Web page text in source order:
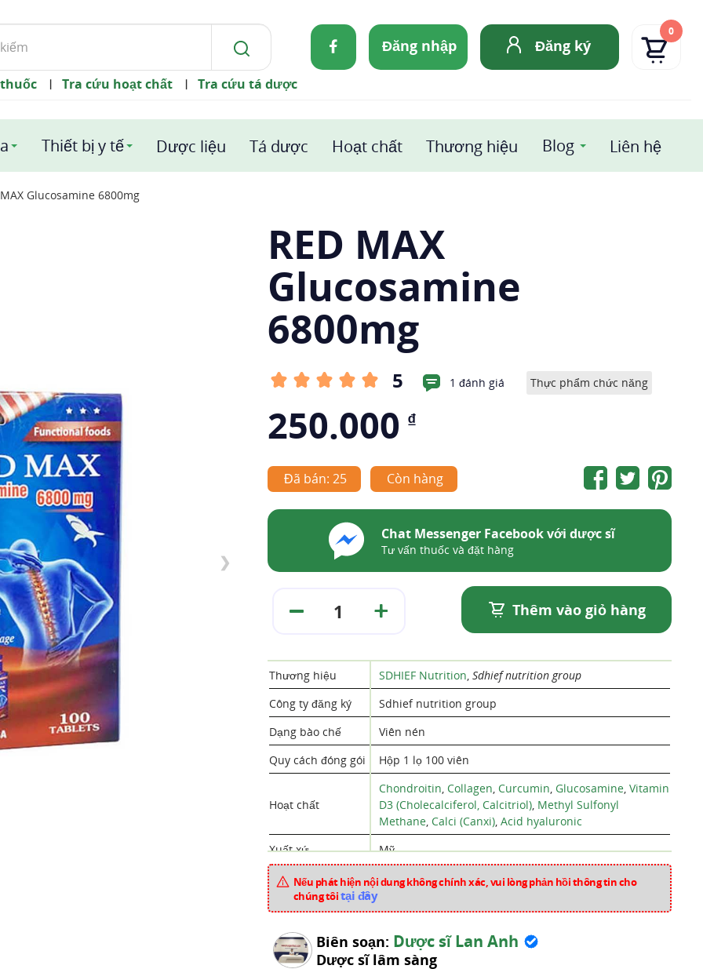
Đăng nhập Đăng ký
0
| Tra cứu hoạt chất | Tra cứu tá dược
Thiết bị y tế Dược liệu Tá dược Hoạt chất Thương hiệu Blog Liên hệ
Glucosamine 6800mg
❯
RED MAX
Glucosamine
6800mg
5 1 đánh giá Thực phẩm chức năng
250.000 ₫
Đã bán: 25 Còn hàng
Chat Messenger Facebook với dược sĩ
Tư vấn thuốc và đặt hàng
Thêm vào giỏ hàng
Thương hiệu SDHIEF Nutrition, Sdhief nutrition group
Công ty đăng ký
Sdhief nutrition group
Dạng bào chế
Viên nén
Quy cách đóng gói
Hộp 1 lọ 100 viên
Hoạt chất
Chondroitin, Collagen, Curcumin, Glucosamine, Vitamin
D3 (Cholecalciferol, Calcitriol), Methyl Sulfonyl
Methane, Calci (Canxi), Acid hyaluronic
Xuất xứ
Mỹ
Mã sản phẩm
aa653
Chuyên mục
Nếu phát hiện nội dung không chính xác, vui lòng phản hồi thông tin cho
chúng tôitại đây
Biên soạn: Dược sĩ Lan Anh
Dược sĩ lâm sàng